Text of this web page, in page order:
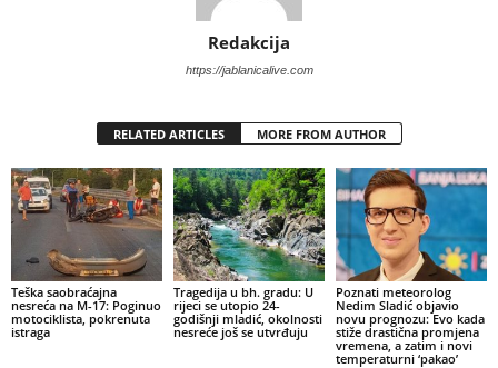
Redakcija
https://jablanicalive.com
RELATED ARTICLES MORE FROM AUTHOR
Teška saobraćajna
nesreća na M-17: Poginuo
motociklista, pokrenuta
istraga
Tragedija u bh. gradu: U
rijeci se utopio 24-
godišnji mladić, okolnosti
nesreće još se utvrđuju
Poznati meteorolog
Nedim Sladić objavio
novu prognozu: Evo kada
stiže drastična promjena
vremena, a zatim i novi
temperaturni ‘pakao’